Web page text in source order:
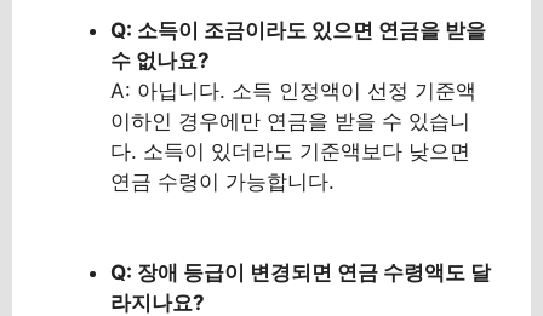
Q: 소득이 조금이라도 있으면 연금을 받을
수 없나요?
A: 아닙니다. 소득 인정액이 선정 기준액
이하인 경우에만 연금을 받을 수 있습니
다. 소득이 있더라도 기준액보다 낮으면
연금 수령이 가능합니다.
Q: 장애 등급이 변경되면 연금 수령액도 달
라지나요?